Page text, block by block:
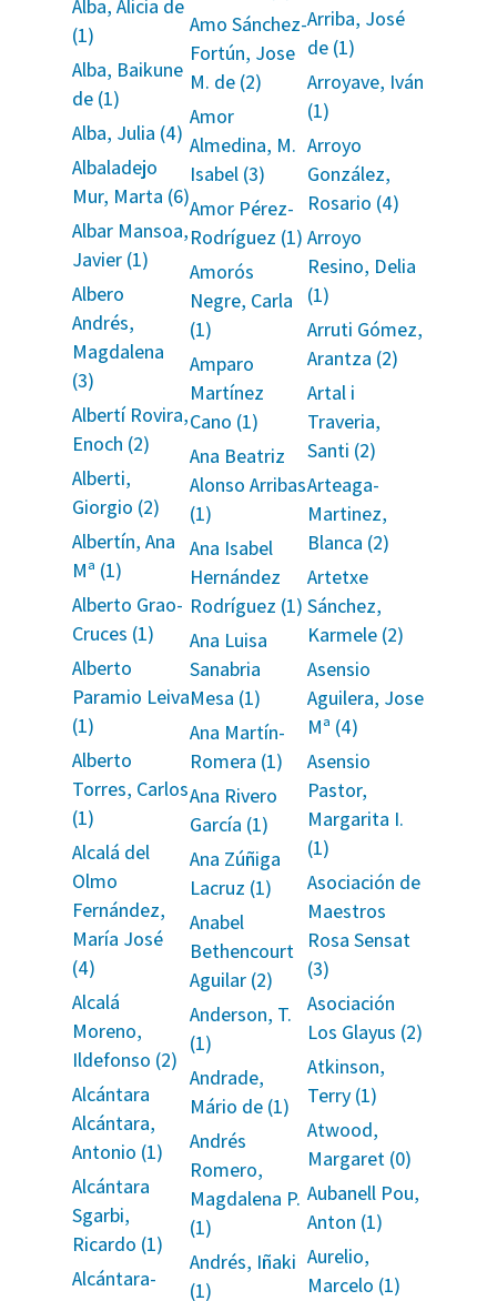
Alba, Alicia de
(1)
Alba, Baikune
de (1)
Alba, Julia (4)
Albaladejo
Mur, Marta (6)
Albar Mansoa,
Javier (1)
Albero
Andrés,
Magdalena
(3)
Albertí Rovira,
Enoch (2)
Alberti,
Giorgio (2)
Albertín, Ana
Mª (1)
Alberto Grao-
Cruces (1)
Alberto
Paramio Leiva
(1)
Alberto
Torres, Carlos
(1)
Alcalá del
Olmo
Fernández,
María José
(4)
Alcalá
Moreno,
Ildefonso (2)
Alcántara
Alcántara,
Antonio (1)
Alcántara
Sgarbi,
Ricardo (1)
Alcántara-
Amo Sánchez-
Fortún, Jose
M. de (2)
Amor
Almedina, M.
Isabel (3)
Amor Pérez-
Rodríguez (1)
Amorós
Negre, Carla
(1)
Amparo
Martínez
Cano (1)
Ana Beatriz
Alonso Arribas
(1)
Ana Isabel
Hernández
Rodríguez (1)
Ana Luisa
Sanabria
Mesa (1)
Ana Martín-
Romera (1)
Ana Rivero
García (1)
Ana Zúñiga
Lacruz (1)
Anabel
Bethencourt
Aguilar (2)
Anderson, T.
(1)
Andrade,
Mário de (1)
Andrés
Romero,
Magdalena P.
(1)
Andrés, Iñaki
(1)
Arriba, José
de (1)
Arroyave, Iván
(1)
Arroyo
González,
Rosario (4)
Arroyo
Resino, Delia
(1)
Arruti Gómez,
Arantza (2)
Artal i
Traveria,
Santi (2)
Arteaga-
Martinez,
Blanca (2)
Artetxe
Sánchez,
Karmele (2)
Asensio
Aguilera, Jose
Mª (4)
Asensio
Pastor,
Margarita I.
(1)
Asociación de
Maestros
Rosa Sensat
(3)
Asociación
Los Glayus (2)
Atkinson,
Terry (1)
Atwood,
Margaret (0)
Aubanell Pou,
Anton (1)
Aurelio,
Marcelo (1)